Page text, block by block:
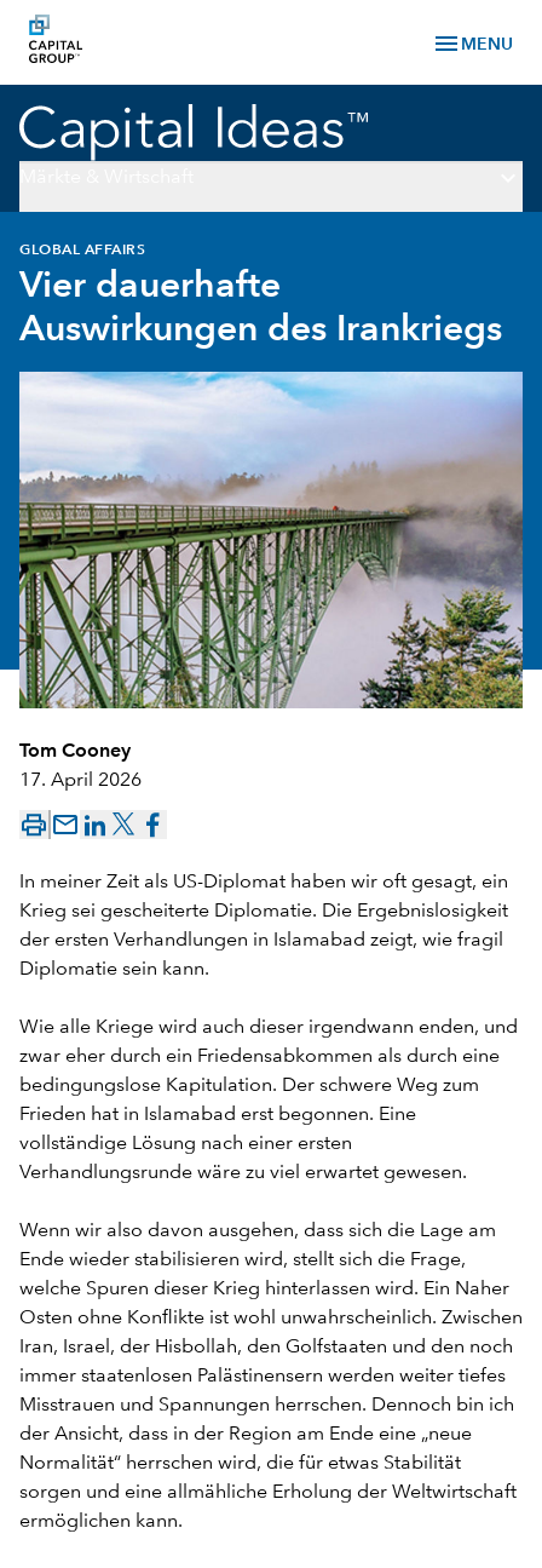
menu MENU
GLOBAL AFFAIRS
Vier dauerhafte
Auswirkungen des Irankriegs
Tom Cooney
17. April 2026
mail_outline
In meiner Zeit als US-Diplomat haben wir oft gesagt, ein
Krieg sei gescheiterte Diplomatie. Die Ergebnislosigkeit
der ersten Verhandlungen in Islamabad zeigt, wie fragil
Diplomatie sein kann.
Wie alle Kriege wird auch dieser irgendwann enden, und
zwar eher durch ein Friedensabkommen als durch eine
bedingungslose Kapitulation. Der schwere Weg zum
Frieden hat in Islamabad erst begonnen. Eine
vollständige Lösung nach einer ersten
Verhandlungsrunde wäre zu viel erwartet gewesen.
Wenn wir also davon ausgehen, dass sich die Lage am
Ende wieder stabilisieren wird, stellt sich die Frage,
welche Spuren dieser Krieg hinterlassen wird. Ein Naher
Osten ohne Konflikte ist wohl unwahrscheinlich. Zwischen
Iran, Israel, der Hisbollah, den Golfstaaten und den noch
immer staatenlosen Palästinensern werden weiter tiefes
Misstrauen und Spannungen herrschen. Dennoch bin ich
der Ansicht, dass in der Region am Ende eine „neue
Normalität“ herrschen wird, die für etwas Stabilität
sorgen und eine allmähliche Erholung der Weltwirtschaft
ermöglichen kann.